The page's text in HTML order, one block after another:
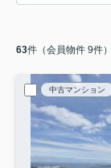
63件（会員物件 9件）
中古マンション